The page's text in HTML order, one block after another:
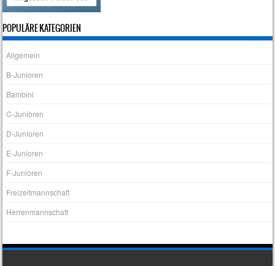
POPULÄRE KATEGORIEN
Allgemein
B-Junioren
Bambini
C-Junioren
D-Junioren
E-Junioren
F-Junioren
Freizeitmannschaft
Herrenmannschaft